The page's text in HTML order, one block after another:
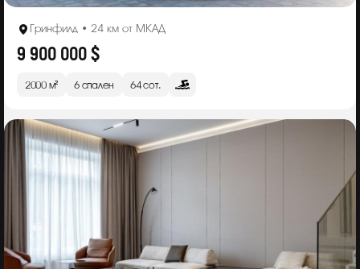
Гринфилд • 24 км от МКАД
9 900 000 $
2000 м² 6 спален 64 сот.